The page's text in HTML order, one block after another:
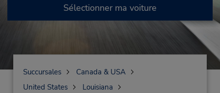
Sélectionner ma voiture
Succursales
Canada & USA
United States
Louisiana